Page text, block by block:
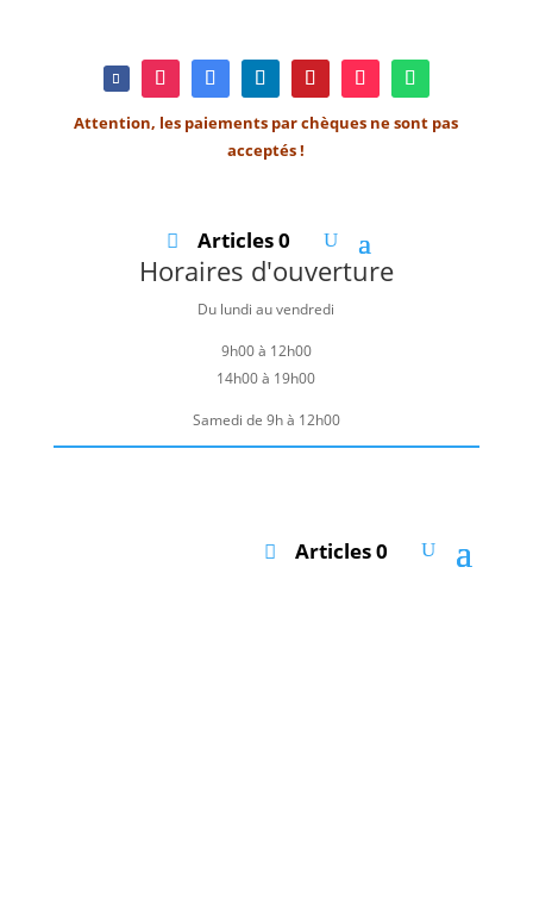
Attention, les paiements par chèques ne sont pas
acceptés !
Articles 0
Horaires d'ouverture
Du lundi au vendredi
9h00 à 12h00
14h00 à 19h00
Samedi de 9h à 12h00
Articles 0